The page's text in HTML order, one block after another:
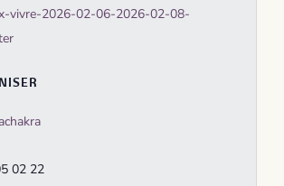
vivre-2026-02-06-2026-02-08-
02 22